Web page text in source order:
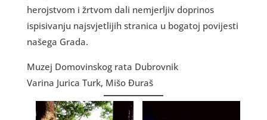
herojstvom i žrtvom dali nemjerljiv doprinos
ispisivanju najsvjetlijih stranica u bogatoj povijesti
našega Grada.
Muzej Domovinskog rata Dubrovnik
Varina Jurica Turk, Mišo Đuraš